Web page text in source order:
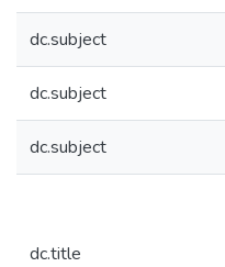
dc.subject
dc.subject
dc.subject
dc.title